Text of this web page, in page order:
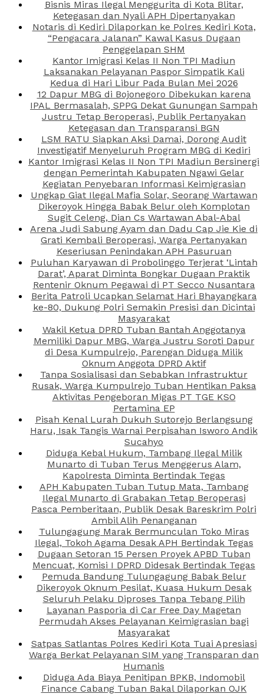
Bisnis Miras Ilegal Menggurita di Kota Blitar,
Ketegasan dan Nyali APH Dipertanyakan
Notaris di Kediri Dilaporkan ke Polres Kediri Kota,
“Pengacara Jalanan” Kawal Kasus Dugaan
Penggelapan SHM
Kantor Imigrasi Kelas II Non TPI Madiun
Laksanakan Pelayanan Paspor Simpatik Kali
Kedua di Hari Libur Pada Bulan Mei 2026
12 Dapur MBG di Bojonegoro Dibekukan karena
IPAL Bermasalah, SPPG Dekat Gunungan Sampah
Justru Tetap Beroperasi, Publik Pertanyakan
Ketegasan dan Transparansi BGN
LSM RATU Siapkan Aksi Damai, Dorong Audit
Investigatif Menyeluruh Program MBG di Kediri
Kantor Imigrasi Kelas II Non TPI Madiun Bersinergi
dengan Pemerintah Kabupaten Ngawi Gelar
Kegiatan Penyebaran Informasi Keimigrasian
Ungkap Giat Ilegal Mafia Solar, Seorang Wartawan
Dikeroyok Hingga Babak Belur oleh Komplotan
Sugit Celeng, Dian Cs Wartawan Abal-Abal
Arena Judi Sabung Ayam dan Dadu Cap Jie Kie di
Grati Kembali Beroperasi, Warga Pertanyakan
Keseriusan Penindakan APH Pasuruan
Puluhan Karyawan di Probolinggo Terjerat ‘Lintah
Darat’, Aparat Diminta Bongkar Dugaan Praktik
Rentenir Oknum Pegawai di PT Secco Nusantara
Berita Patroli Ucapkan Selamat Hari Bhayangkara
ke-80, Dukung Polri Semakin Presisi dan Dicintai
Masyarakat
Wakil Ketua DPRD Tuban Bantah Anggotanya
Memiliki Dapur MBG, Warga Justru Soroti Dapur
di Desa Kumpulrejo, Parengan Diduga Milik
Oknum Anggota DPRD Aktif
Tanpa Sosialisasi dan Sebabkan Infrastruktur
Rusak, Warga Kumpulrejo Tuban Hentikan Paksa
Aktivitas Pengeboran Migas PT TGE KSO
Pertamina EP
Pisah Kenal Lurah Dukuh Sutorejo Berlangsung
Haru, Isak Tangis Warnai Perpisahan Isworo Andik
Sucahyo
Diduga Kebal Hukum, Tambang Ilegal Milik
Munarto di Tuban Terus Menggerus Alam,
Kapolresta Diminta Bertindak Tegas
APH Kabupaten Tuban Tutup Mata, Tambang
Ilegal Munarto di Grabakan Tetap Beroperasi
Pasca Pemberitaan, Publik Desak Bareskrim Polri
Ambil Alih Penanganan
Tulungagung Marak Bermunculan Toko Miras
Ilegal, Tokoh Agama Desak APH Bertindak Tegas
Dugaan Setoran 15 Persen Proyek APBD Tuban
Mencuat, Komisi I DPRD Didesak Bertindak Tegas
Pemuda Bandung Tulungagung Babak Belur
Dikeroyok Oknum Pesilat, Kuasa Hukum Desak
Seluruh Pelaku Diproses Tanpa Tebang Pilih
Layanan Pasporia di Car Free Day Magetan
Permudah Akses Pelayanan Keimigrasian bagi
Masyarakat
Satpas Satlantas Polres Kediri Kota Tuai Apresiasi
Warga Berkat Pelayanan SIM yang Transparan dan
Humanis
Diduga Ada Biaya Penitipan BPKB, Indomobil
Finance Cabang Tuban Bakal Dilaporkan OJK